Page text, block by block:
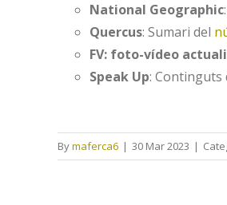
National Geographic
Quercus: Sumari del
FV: foto-vídeo
Speak Up: Continguts
Bymaferca6 | 30 Mar 2023 |